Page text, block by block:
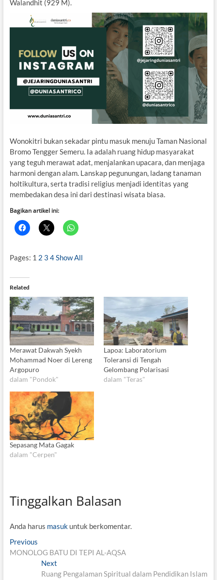
Walandhit (929 M).
Wonokitri bukan sekadar pintu masuk menuju Taman Nasional
Bromo Tengger Semeru. Ia adalah ruang hidup masyarakat
yang teguh merawat adat, menjalankan upacara, dan menjaga
harmoni dengan alam. Lanskap pegunungan, ladang tanaman
holtikultura, serta tradisi religius menjadi identitas yang
membedakan desa ini dari destinasi wisata biasa.
Bagikan artikel ini:
Pages: 1 2 3 4Show All
Related
Merawat Dakwah Syekh
Mohammad Noer di Lereng
Argopuro
dalam "Pondok"
Lapoa: Laboratorium
Toleransi di Tengah
Gelombang Polarisasi
dalam "Teras"
Sepasang Mata Gagak
dalam "Cerpen"
Tinggalkan Balasan
Anda harus masukuntuk berkomentar.
N
a
Previous
r
MONOLOG BATU DI TEPI AL-AQSA
Next
e
Ruang Pengalaman Spiritual dalam Pendidikan Islam